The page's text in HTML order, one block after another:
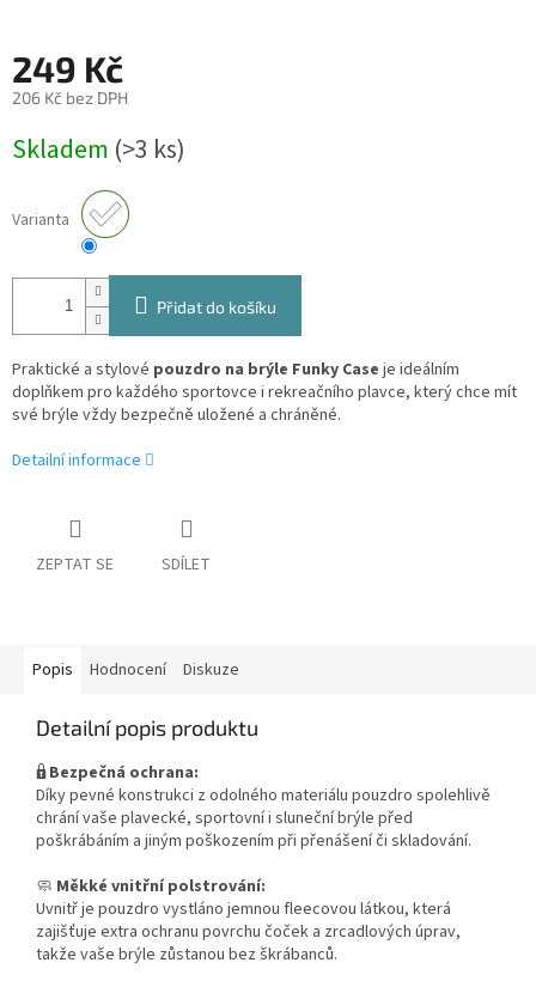
249 Kč
206 Kč bez DPH
cena:
Skladem (>3 ks)
Varianta
Přidat do košíku
Praktické a stylové pouzdro na brýle Funky Case je ideálním
doplňkem pro každého sportovce i rekreačního plavce, který chce mít
své brýle vždy bezpečně uložené a chráněné.
Detailní informace
ZEPTAT SE SDÍLET
Popis Hodnocení Diskuze
Detailní popis produktu
🔒Bezpečná ochrana:
Díky pevné konstrukci z odolného materiálu pouzdro spolehlivě
chrání vaše plavecké, sportovní i sluneční brýle před
poškrábáním a jiným poškozením při přenášení či skladování.
🧼 Měkké vnitřní polstrování:
Uvnitř je pouzdro vystláno jemnou fleecovou látkou, která
zajišťuje extra ochranu povrchu čoček a zrcadlových úprav,
takže vaše brýle zůstanou bez škrábanců.